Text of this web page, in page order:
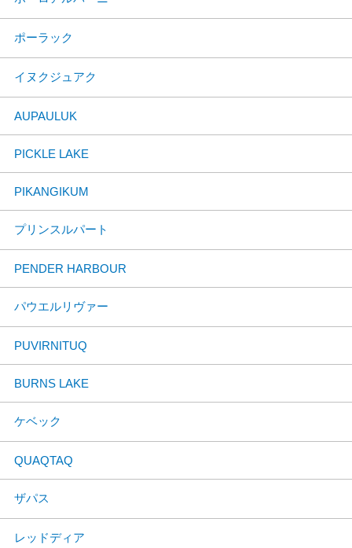
ポーラック
イヌクジュアク
AUPAULUK
PICKLE LAKE
PIKANGIKUM
プリンスルパート
PENDER HARBOUR
パウエルリヴァー
PUVIRNITUQ
BURNS LAKE
ケベック
QUAQTAQ
ザパス
レッドディア